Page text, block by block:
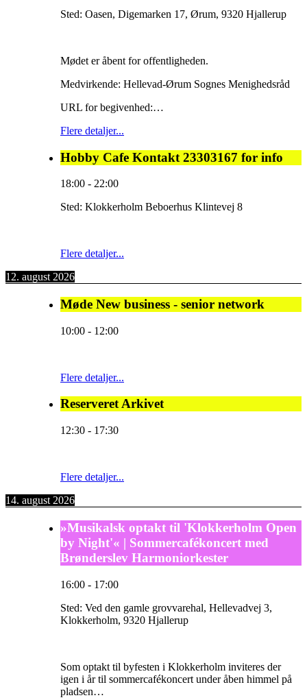
Sted: Oasen, Digemarken 17, Ørum, 9320 Hjallerup
Mødet er åbent for offentligheden.
Medvirkende: Hellevad-Ørum Sognes Menighedsråd
URL for begivenhed:…
Flere detaljer...
Hobby Cafe Kontakt 23303167 for info
18:00 - 22:00
Sted: Klokkerholm Beboerhus Klintevej 8
Flere detaljer...
12. august 2026
Møde New business - senior network
10:00 - 12:00
Flere detaljer...
Reserveret Arkivet
12:30 - 17:30
Flere detaljer...
14. august 2026
»Musikalsk optakt til 'Klokkerholm Open
by Night'« | Sommercafékoncert med
Brønderslev Harmoniorkester
16:00 - 17:00
Sted: Ved den gamle grovvarehal, Hellevadvej 3,
Klokkerholm, 9320 Hjallerup
Som optakt til byfesten i Klokkerholm inviteres der
igen i år til sommercafékoncert under åben himmel på
pladsen…